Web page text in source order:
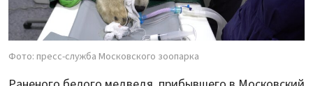
Фото: пресс-служба Московского зоопарка